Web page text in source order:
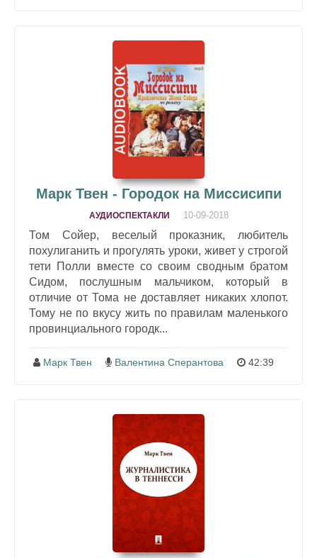
Марк Твен - Городок на Миссисипи
АУДИОСПЕКТАКЛИ 10-09-2018
Том Сойер, веселый проказник, любитель
похулиганить и прогулять уроки, живет у строгой
тети Полли вместе со своим сводным братом
Сидом, послушным мальчиком, который в
отличие от Тома не доставляет никаких хлопот.
Тому не по вкусу жить по правилам маленького
провинциального городк...
Марк Твен Валентина Сперантова 42:39